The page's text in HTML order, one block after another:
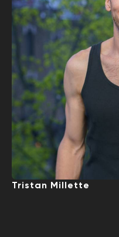
Tristan Millette